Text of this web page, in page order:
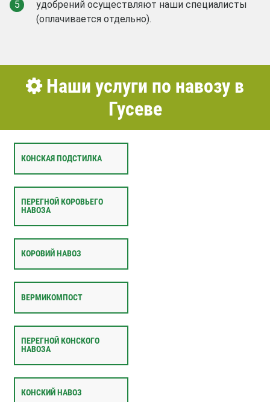
5
удобрений осуществляют наши специалисты
(оплачивается отдельно).
Наши услуги по навозу в
Гусеве
КОНСКАЯ ПОДСТИЛКА
ПЕРЕГНОЙ КОРОВЬЕГО
НАВОЗА
КОРОВИЙ НАВОЗ
ВЕРМИКОМПОСТ
ПЕРЕГНОЙ КОНСКОГО
НАВОЗА
КОНСКИЙ НАВОЗ